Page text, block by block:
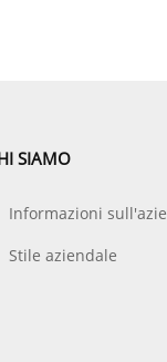
SIAMO
Informazioni
Stile aziendale